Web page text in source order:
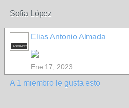
Sofia López
ADMINISTRADOR
Elias Antonio Almada
Ene 17, 2023
A 1 miembro le gusta esto